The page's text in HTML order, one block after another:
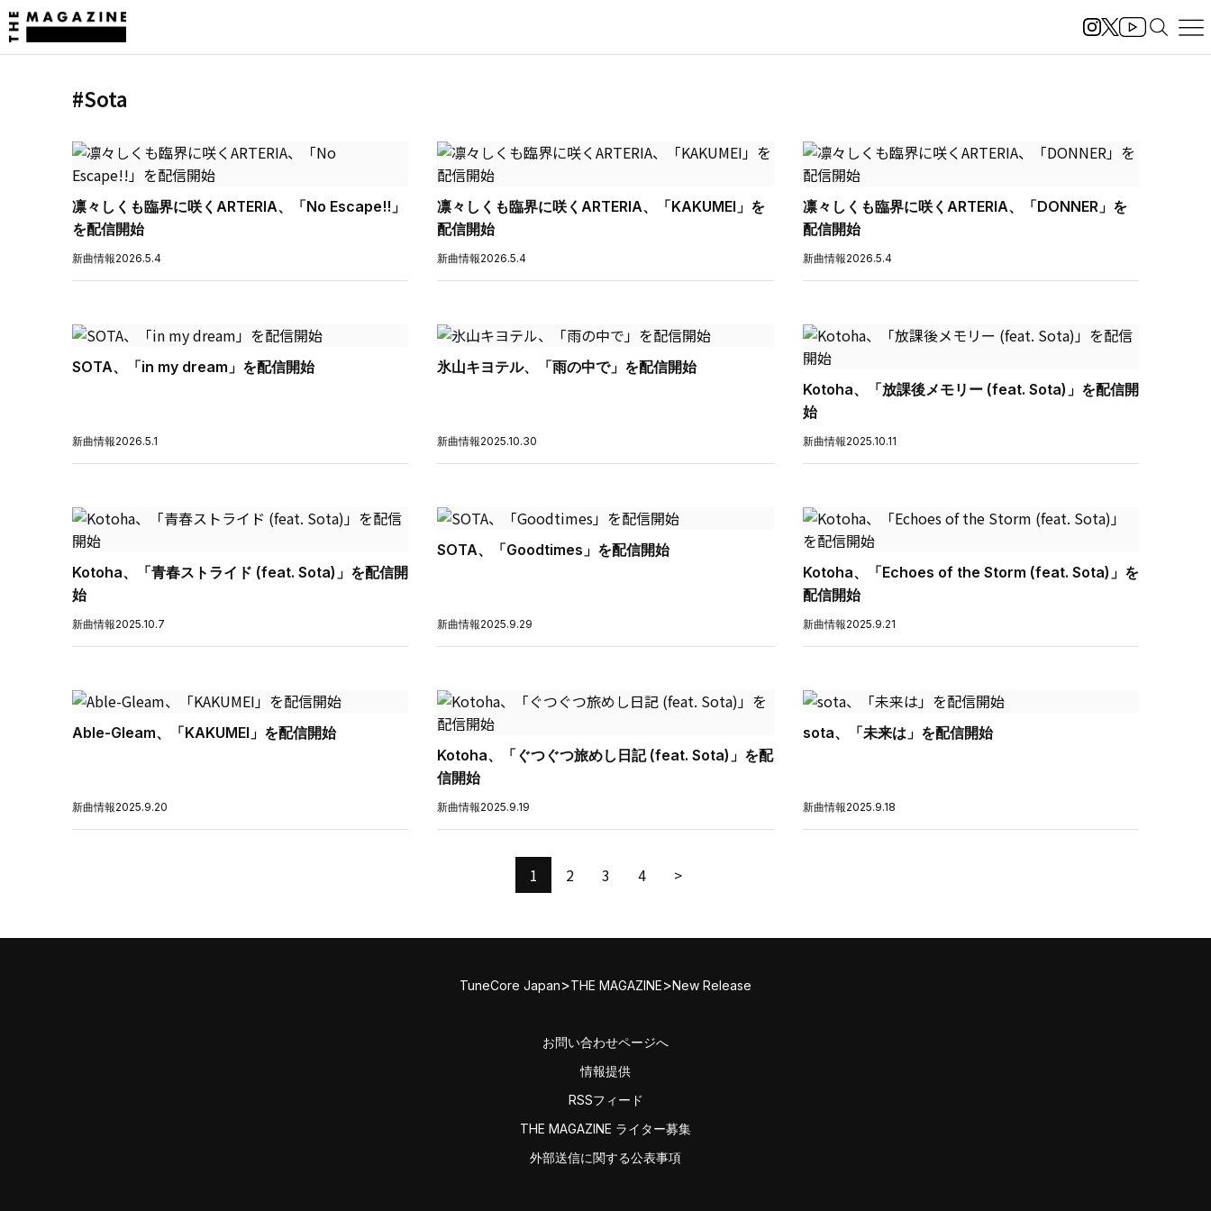
#Sota
凛々しくも臨界に咲くARTERIA、「No Escape!!」
を配信開始
新曲情報2026.5.4
凛々しくも臨界に咲くARTERIA、「KAKUMEI」を
配信開始
新曲情報2026.5.4
凛々しくも臨界に咲くARTERIA、「DONNER」を
配信開始
新曲情報2026.5.4
SOTA、「in my dream」を配信開始
新曲情報2026.5.1
氷山キヨテル、「雨の中で」を配信開始
新曲情報2025.10.30
Kotoha、「放課後メモリー (feat. Sota)」を配信開
始
新曲情報2025.10.11
Kotoha、「青春ストライド (feat. Sota)」を配信開
始
新曲情報2025.10.7
SOTA、「Goodtimes」を配信開始
新曲情報2025.9.29
Kotoha、「Echoes of the Storm (feat. Sota)」を
配信開始
新曲情報2025.9.21
Able-Gleam、「KAKUMEI」を配信開始
新曲情報2025.9.20
Kotoha、「ぐつぐつ旅めし日記 (feat. Sota)」を配
信開始
新曲情報2025.9.19
sota、「未来は」を配信開始
新曲情報2025.9.18
1 2 3 4 >
TuneCore Japan>THE MAGAZINE>New Release
お問い合わせページへ
情報提供
RSSフィード
THE MAGAZINE ライター募集
外部送信に関する公表事項